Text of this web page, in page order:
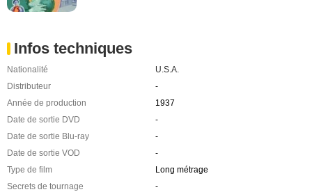
Infos techniques
Nationalité
U.S.A.
Distributeur
-
Année de production
1937
Date de sortie DVD
-
Date de sortie Blu-ray
-
Date de sortie VOD
-
Type de film
Long métrage
Secrets de tournage
-